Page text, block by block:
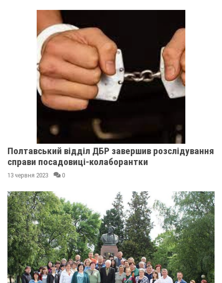
Полтавський відділ ДБР завершив розслідування
справи посадовиці-колаборантки
13 червня 2023 0